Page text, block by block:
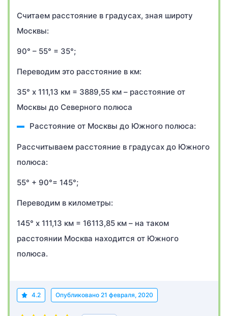
Считаем расстояние в градусах, зная широту
Москвы:
90° – 55° = 35°;
Переводим это расстояние в км:
35° х 111,13 км = 3889,55 км – расстояние от
Москвы до Северного полюса
Расстояние от Москвы до Южного полюса:
Рассчитываем расстояние в градусах до Южного
полюса:
55° + 90°= 145°;
Переводим в километры:
145° х 111,13 км = 16113,85 км – на таком
расстоянии Москва находится от Южного
полюса.
4.2 Опубликовано 21 февраля, 2020